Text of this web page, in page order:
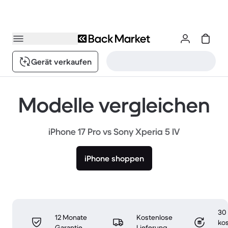
Gerät verkaufen
Modelle vergleichen
iPhone 17 Pro vs Sony Xperia 5 IV
iPhone shoppen
12 Monate
Kostenlose
30